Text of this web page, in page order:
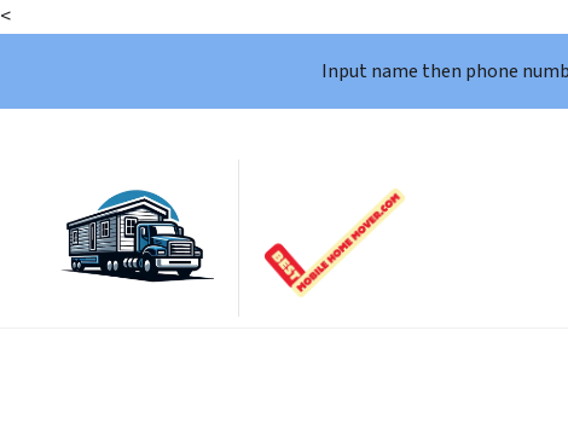
<
Input name then phone